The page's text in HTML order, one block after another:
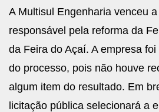
A Multisul Engenharia venceu
responsável pela reforma da
da Feira do Açaí. A empresa
do processo, pois não houve
algum item do resultado. Em
licitação pública selecionará a